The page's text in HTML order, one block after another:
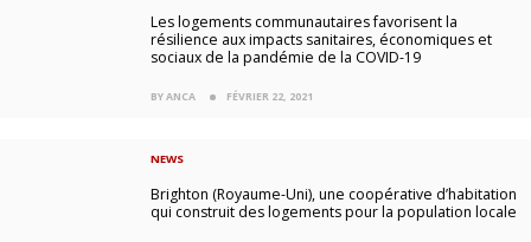
Les logements communautaires favorisent la
résilience aux impacts sanitaires, économiques et
sociaux de la pandémie de la COVID-19
BY ANCA FÉVRIER 22, 2021
NEWS
Brighton (Royaume-Uni), une coopérative d’habitation
qui construit des logements pour la population locale